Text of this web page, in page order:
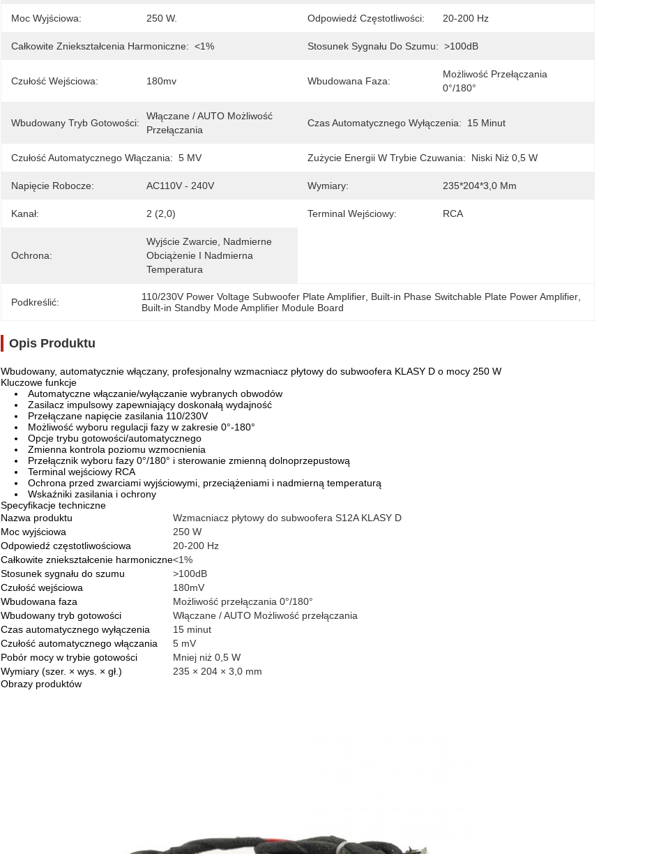
Moc Wyjściowa: 250 W. Odpowiedź Częstotliwości: 20-200 Hz
Całkowite Zniekształcenia Harmoniczne: <1% Stosunek Sygnału Do Szumu: >100dB
Czułość Wejściowa: 180mv Wbudowana Faza:
Możliwość Przełączania
0°/180°
Wbudowany Tryb Gotowości:
Włączane / AUTO Możliwość
Przełączania
Czas Automatycznego Wyłączenia: 15 Minut
Czułość Automatycznego Włączania: 5 MV Zużycie Energii W Trybie Czuwania: Niski Niż 0,5 W
Napięcie Robocze: AC110V - 240V Wymiary: 235*204*3,0 Mm
Kanał: 2 (2,0) Terminal Wejściowy: RCA
Ochrona:
Wyjście Zwarcie, Nadmierne
Obciążenie I Nadmierna
Temperatura
Podkreślić: 110/230V Power Voltage Subwoofer Plate Amplifier Built-in Phase Switchable Plate Power Amplifier
Built-in Standby Mode Amplifier Module Board
Opis Produktu
Wbudowany, automatycznie włączany, profesjonalny wzmacniacz płytowy do subwoofera KLASY D o mocy 250 W
Kluczowe funkcje
Automatyczne włączanie/wyłączanie wybranych obwodów
Zasilacz impulsowy zapewniający doskonałą wydajność
Przełączane napięcie zasilania 110/230V
Możliwość wyboru regulacji fazy w zakresie 0°-180°
Opcje trybu gotowości/automatycznego
Zmienna kontrola poziomu wzmocnienia
Przełącznik wyboru fazy 0°/180° i sterowanie zmienną dolnoprzepustową
Terminal wejściowy RCA
Ochrona przed zwarciami wyjściowymi, przeciążeniami i nadmierną temperaturą
Wskaźniki zasilania i ochrony
Specyfikacje techniczne
Nazwa produktu
Wzmacniacz płytowy do subwoofera S12A KLASY D
Moc wyjściowa
250 W
Odpowiedź częstotliwościowa
20-200 Hz
Całkowite zniekształcenie harmoniczne<1%
Stosunek sygnału do szumu
>100dB
Czułość wejściowa
180mV
Wbudowana faza
Możliwość przełączania 0°/180°
Wbudowany tryb gotowości
Włączane / AUTO Możliwość przełączania
Czas automatycznego wyłączenia
15 minut
Czułość automatycznego włączania
5 mV
Pobór mocy w trybie gotowości
Mniej niż 0,5 W
Wymiary (szer. × wys. × gł.)
235 × 204 × 3,0 mm
Obrazy produktów